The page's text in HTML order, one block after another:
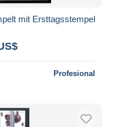
mit Ersttagsstempel
Profesional